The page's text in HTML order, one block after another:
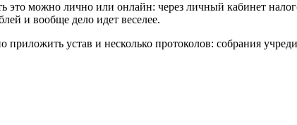
можно лично или онлайн: через личный кабинет
и вообще дело идет веселее.
устав и несколько протоколов: собрания